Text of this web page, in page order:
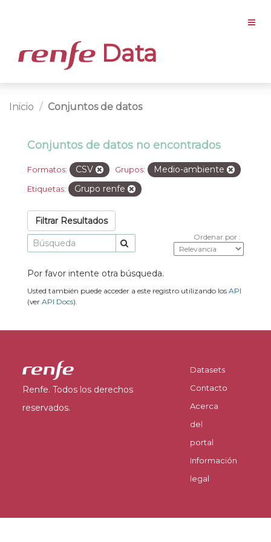
Data
Inicio Conjuntos de datos
Conjuntos de datos no encontrados
Formatos: CSV Grupos: Medio-ambiente
Etiquetas: Grupo renfe
Filtrar Resultados
Ordenar por
Por favor intente otra búsqueda.
Usted también puede acceder a este registro utilizando los API
(ver API Docs).
Renfe. Todos los derechos
reservados.
Datasets
Contacto
Acerca
del
portal
Información
legal